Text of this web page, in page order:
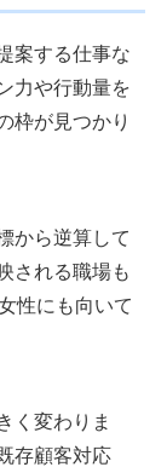
案する仕事な
力や行動量を
枠が見つかり
から逆算して
される職場も
性にも向いて
く変わりま
存顧客対応